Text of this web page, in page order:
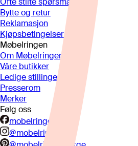
Bytte og retur
Reklamasjon
Kjøpsbetingelser
Møbelringen
Om Møbelringen
Våre butikker
Ledige stillinger
Presserom
Merker
Følg oss
mobelringen.no
@mobelringen